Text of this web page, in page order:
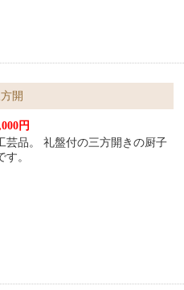
開
円
芸品。 礼盤付の三方開きの厨子
す。